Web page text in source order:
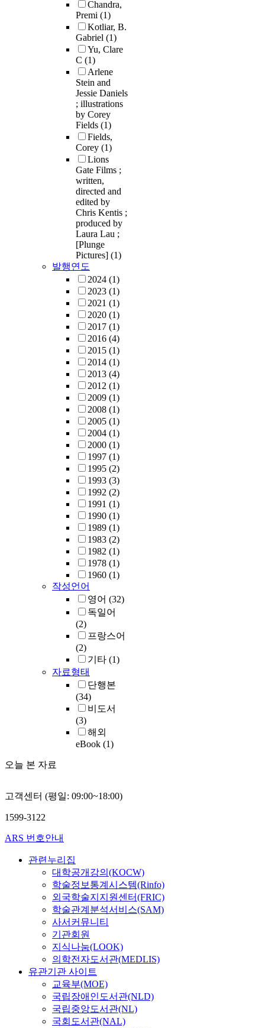
Chandra,
Premi (1)
Kotliar, B.
Gabriel (1)
Yu, Clare
C (1)
Arlene
Stein and
Jessie Daniels
; illustrations
by Corey
Fields (1)
Fields,
Corey (1)
Lions
Gate Films ;
written,
directed and
edited by
Chris Kentis ;
produced by
Laura Lau ;
[Plunge
Pictures] (1)
발행연도
2024 (1)
2023 (1)
2021 (1)
2020 (1)
2017 (1)
2016 (4)
2015 (1)
2014 (1)
2013 (4)
2012 (1)
2009 (1)
2008 (1)
2005 (1)
2004 (1)
2000 (1)
1997 (1)
1995 (2)
1993 (3)
1992 (2)
1991 (1)
1990 (1)
1989 (1)
1983 (2)
1982 (1)
1978 (1)
1960 (1)
작성언어
영어 (32)
독일어
(2)
프랑스어
(2)
기타 (1)
자료형태
단행본
(34)
비도서
(3)
해외
eBook (1)
오늘 본 자료
고객센터 (평일: 09:00~18:00)
1599-3122
ARS 번호안내
관련누리집
대학공개강의(KOCW)
학술정보통계시스템(Rinfo)
외국학술지지원센터(FRIC)
학술관계분석서비스(SAM)
사서커뮤니티
기관회원
지식나눔(LOOK)
의학전자도서관(MEDLIS)
유관기관 사이트
교육부(MOE)
국립장애인도서관(NLD)
국립중앙도서관(NL)
국회도서관(NAL)